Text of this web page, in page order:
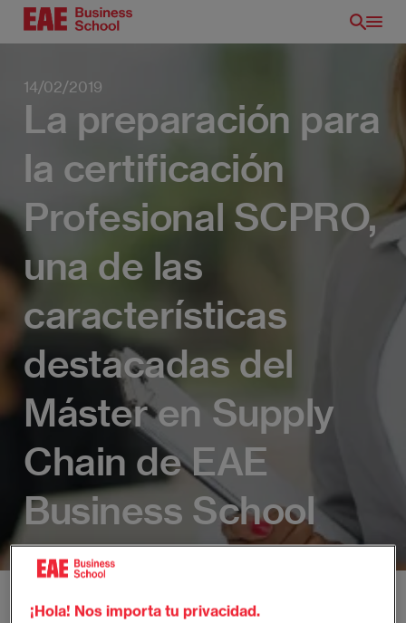
Pasar
14/02/2019
La preparación para
la certificación
Profesional SCPRO,
una de las
características
destacadas del
Máster en Supply
Chain de EAE
Business School
La preparación para la certificación Profesional SCPRO, una de las
¡Hola! Nos importa tu privacidad.